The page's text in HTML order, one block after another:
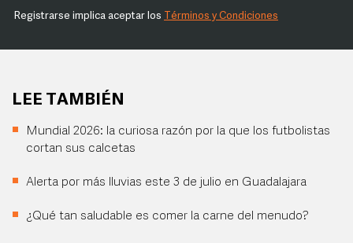
Registrarse implica aceptar los Términos y Condiciones
LEE TAMBIÉN
Mundial 2026: la curiosa razón por la que los futbolistas
cortan sus calcetas
Alerta por más lluvias este 3 de julio en Guadalajara
¿Qué tan saludable es comer la carne del menudo?